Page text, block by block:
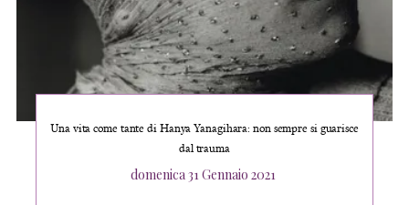
Una vita come tante di Hanya Yanagihara: non sempre si guarisce
dal trauma
Posted
domenica 31 Gennaio 2021